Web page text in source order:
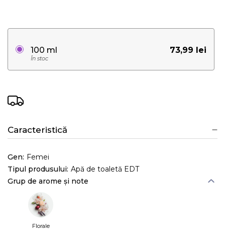
73,99 lei
100 ml
În stoc
Caracteristică
Gen: Femei
Tipul produsului: Apă de toaletă EDT
Grup de arome și note
Florale